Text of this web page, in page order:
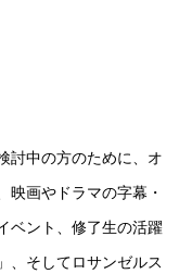
討中の方のために、オ
映画やドラマの字幕・
ベント、修了生の活躍
、そしてロサンゼルス